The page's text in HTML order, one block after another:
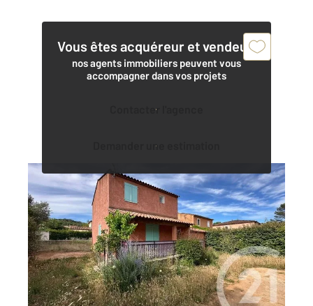
Vous êtes acquéreur et vendeur,
nos agents immobiliers peuvent vous
accompagner dans vos projets
Contacter l'agence
Demander une estimation
BRIGNOLES 83
97,90 m2, 5 pièces
Ref : 649
Maison à vendre
329 000 €
**BRIGNOLES Élégante maison familiale avec